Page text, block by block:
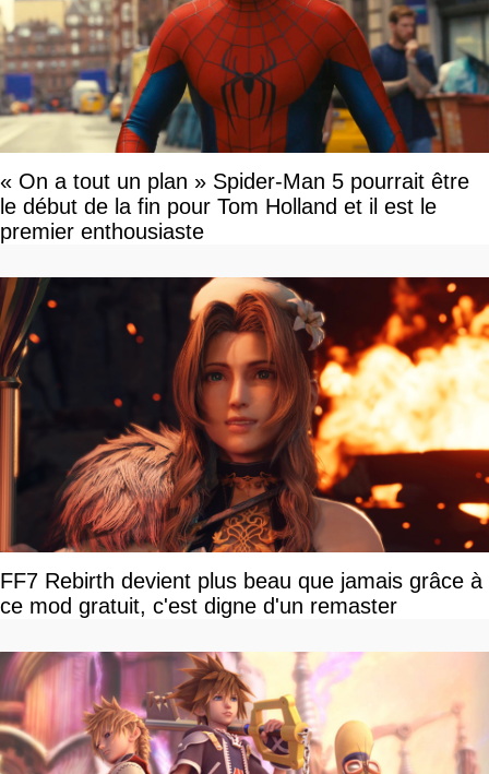
« On a tout un plan » Spider-Man 5 pourrait être
le début de la fin pour Tom Holland et il est le
premier enthousiaste
FF7 Rebirth devient plus beau que jamais grâce à
ce mod gratuit, c'est digne d'un remaster